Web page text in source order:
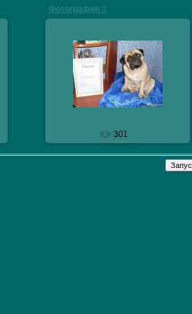
Фотография 1
29.10.2009
veresmops
301